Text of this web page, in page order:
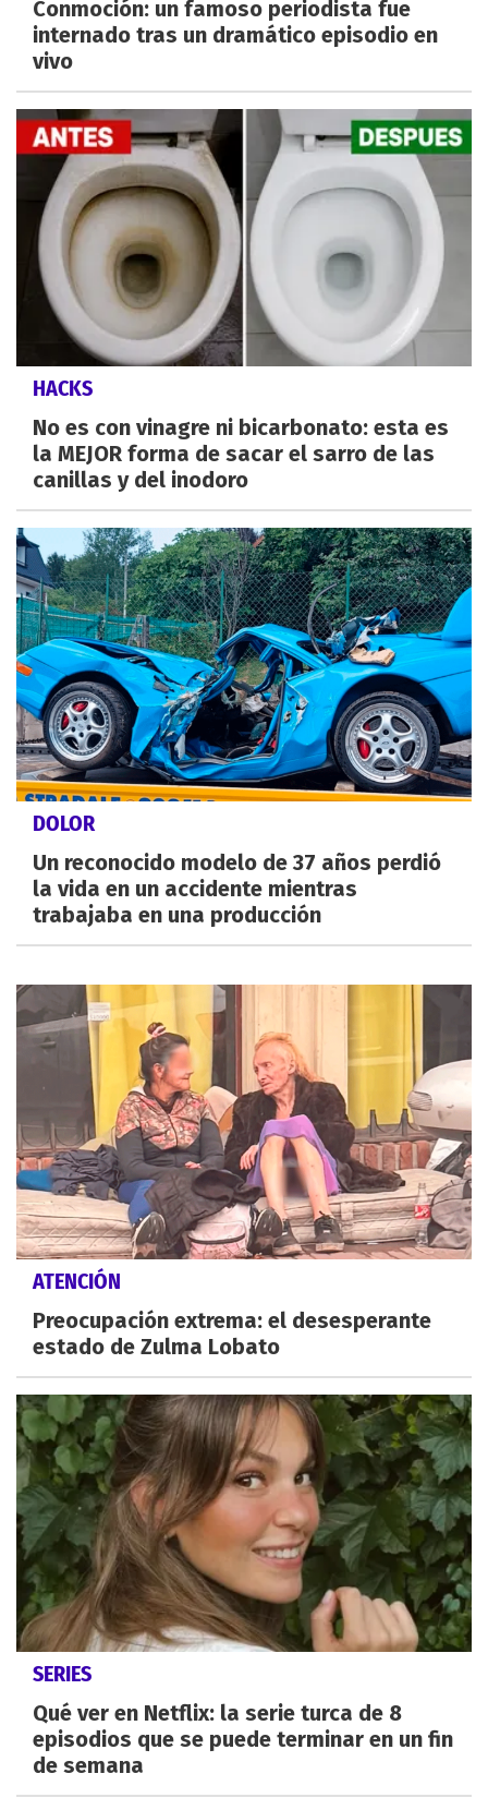
Conmoción: un famoso periodista fue
internado tras un dramático episodio en
vivo
HACKS
No es con vinagre ni bicarbonato: esta es
la MEJOR forma de sacar el sarro de las
canillas y del inodoro
DOLOR
Un reconocido modelo de 37 años perdió
la vida en un accidente mientras
trabajaba en una producción
ATENCIÓN
Preocupación extrema: el desesperante
estado de Zulma Lobato
SERIES
Qué ver en Netflix: la serie turca de 8
episodios que se puede terminar en un fin
de semana